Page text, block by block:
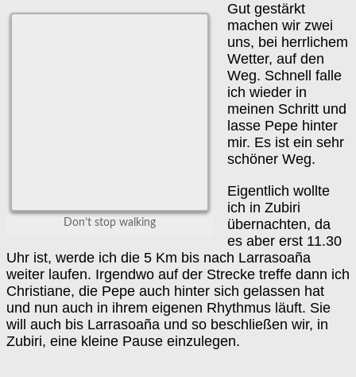
Don’t stop walking
Gut gestärkt
machen wir zwei
uns, bei herrlichem
Wetter, auf den
Weg. Schnell falle
ich wieder in
meinen Schritt und
lasse Pepe hinter
mir. Es ist ein sehr
schöner Weg.
Eigentlich wollte
ich in Zubiri
übernachten, da
es aber erst 11.30
Uhr ist, werde ich die 5 Km bis nach Larrasoaña
weiter laufen. Irgendwo auf der Strecke treffe dann ich
Christiane, die Pepe auch hinter sich gelassen hat
und nun auch in ihrem eigenen Rhythmus läuft. Sie
will auch bis Larrasoaña und so beschließen wir, in
Zubiri, eine kleine Pause einzulegen.